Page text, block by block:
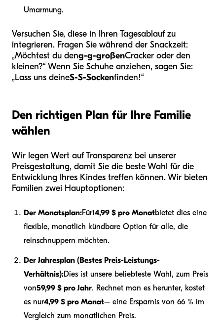
Umarmung.
Versuchen Sie, diese in Ihren Tagesablauf zu
integrieren. Fragen Sie während der Snackzeit:
„Möchtest du deng-g-großenCracker oder den
kleinen?“ Wenn Sie Schuhe anziehen, sagen Sie:
„Lass uns deineS-S-Sockenfinden!“
Den richtigen Plan für Ihre Familie
wählen
Wir legen Wert auf Transparenz bei unserer
Preisgestaltung, damit Sie die beste Wahl für die
Entwicklung Ihres Kindes treffen können. Wir bieten
Familien zwei Hauptoptionen:
Der Monatsplan:Für14,99 $ pro Monatbietet dies eine
flexible, monatlich kündbare Option für alle, die
reinschnuppern möchten.
Der Jahresplan (Bestes Preis-Leistungs-
Verhältnis):Dies ist unsere beliebteste Wahl, zum Preis
von59,99 $ pro Jahr. Rechnet man es herunter, kostet
es nur4,99 $ pro Monat– eine Ersparnis von 66 % im
Vergleich zum monatlichen Preis.